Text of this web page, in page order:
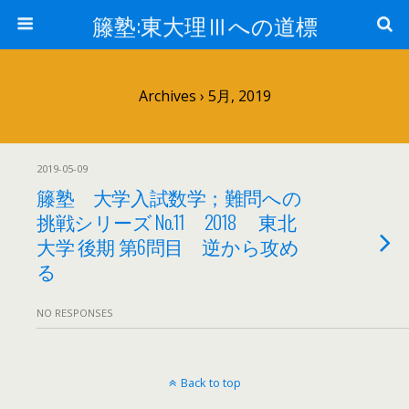
籐塾:東大理Ⅲへの道標
Archives › 5月, 2019
2019-05-09
籐塾 大学入試数学；難問への
挑戦シリーズ No.11 2018 東北
大学 後期 第6問目 逆から攻め
る
NO RESPONSES
Back to top